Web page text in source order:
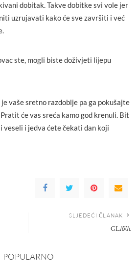
dobitak. Takve dobitke svi vole jer
uzrujavati kako će sve završiti i već
ste, mogli biste doživjeti lijepu
vaše sretno razdoblje pa ga pokušajte
će vas sreća kamo god krenuli. Bit
veseli i jedva ćete čekati dan koji
SLJEDEĆI ČLANAK
GLAVA
POPULARNO